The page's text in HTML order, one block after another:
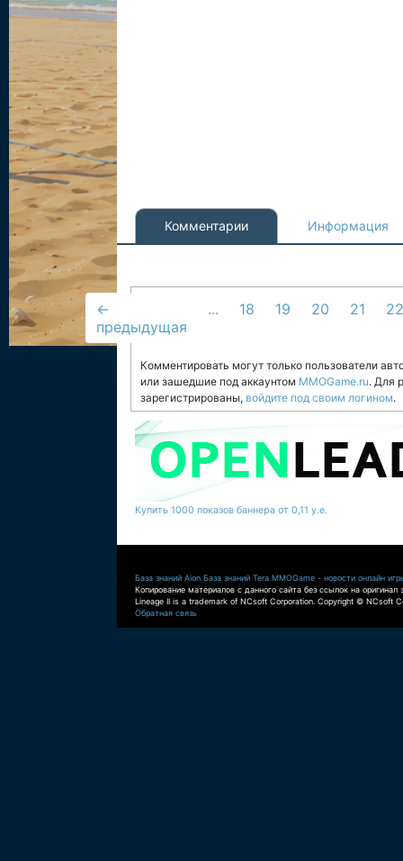
Комментарии Информация
←
предыдущая
... 18 19 20 21 22
Комментировать могут только пользователи
или зашедшие под аккаунтом MMOGame.ru. Для
зарегистрированы, войдите под своим логином.
Купить 1000 показов баннера от 0,11 у.е.
База знаний Aion База знаний Tera MMOGame - новости онлайн
Копирование материалов с данного сайта без ссылок на оригинал
Lineage II is a trademark of NCsoft Corporation. Copyright © NCsoft
Обратная связь